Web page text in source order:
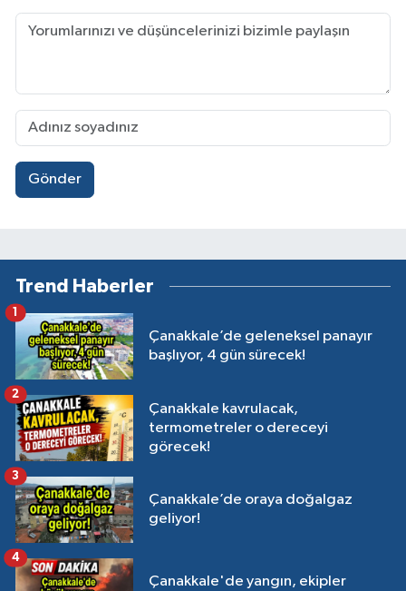
Gönder
Trend Haberler
Çanakkale’de geleneksel panayır
başlıyor, 4 gün sürecek!
1
Çanakkale kavrulacak,
termometreler o dereceyi
görecek!
2
Çanakkale’de oraya doğalgaz
geliyor!
3
Çanakkale'de yangın, ekipler
4